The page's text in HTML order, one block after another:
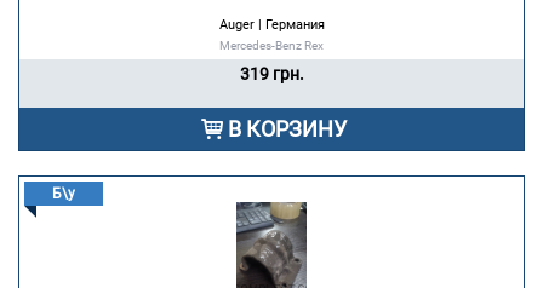
Auger | Германия
Mercedes-Benz Rex
319 грн.
В КОРЗИНУ
Б\у